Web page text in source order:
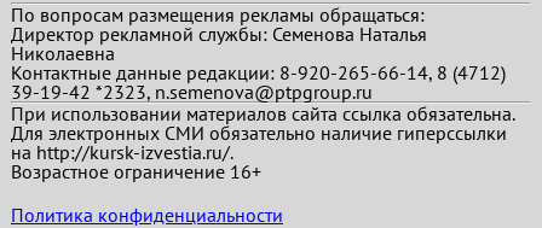
По вопросам размещения рекламы обращаться:
Директор рекламной службы: Семенова Наталья
Николаевна
Контактные данные редакции: 8-920-265-66-14, 8 (4712)
39-19-42 *2323, n.semenova@ptpgroup.ru
При использовании материалов сайта ссылка обязательна.
Для электронных СМИ обязательно наличие гиперссылки
на http://kursk-izvestia.ru/.
Возрастное ограничение 16+
Политика конфиденциальности